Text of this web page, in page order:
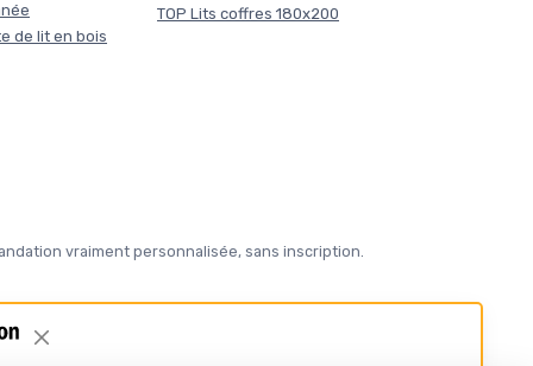
de lit en bois
TOP Lits coffres 180x200
vraiment personnalisée, sans inscription.